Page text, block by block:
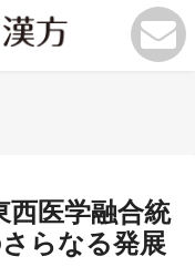
西医学融合統
らなる発展